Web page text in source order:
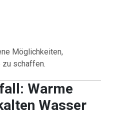
Möglichkeiten,
schaffen.
Warme
Wasser